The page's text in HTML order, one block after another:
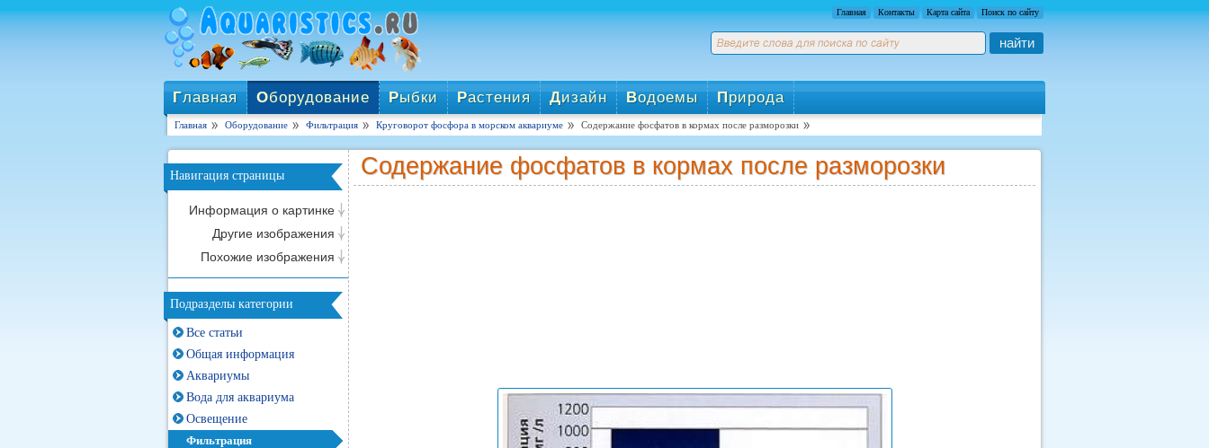
Главная Контакты Карта сайта Поиск по сайту
найти
Главная Оборудование Рыбки Растения Дизайн Водоемы Природа
Главная Оборудование Фильтрация Круговорот фосфора в морском аквариуме Содержание фосфатов в кормах после разморозки
Навигация страницы
Информация о картинке
Другие изображения
Похожие изображения
Подразделы категории
Все статьи
Общая информация
Аквариумы
Вода для аквариума
Освещение
Фильтрация
Содержание фосфатов в кормах после разморозки